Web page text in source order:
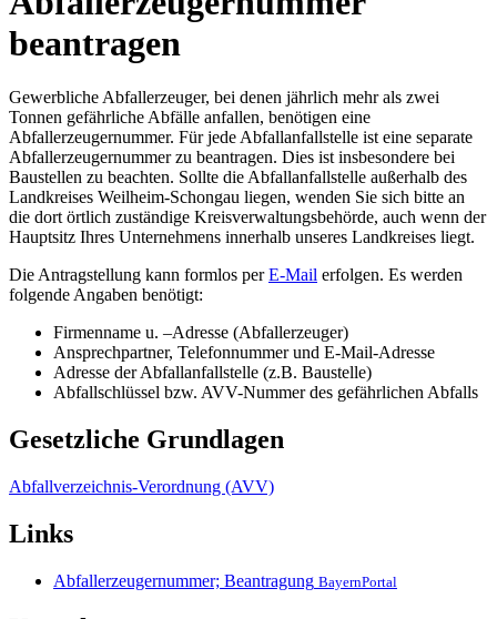
beantragen
Gewerbliche Abfallerzeuger, bei denen jährlich mehr als zwei
Tonnen gefährliche Abfälle anfallen, benötigen eine
Abfallerzeugernummer. Für jede Abfallanfallstelle ist eine separate
Abfallerzeugernummer zu beantragen. Dies ist insbesondere bei
Baustellen zu beachten. Sollte die Abfallanfallstelle außerhalb des
Landkreises Weilheim-Schongau liegen, wenden Sie sich bitte an
die dort örtlich zuständige Kreisverwaltungsbehörde, auch wenn der
Hauptsitz Ihres Unternehmens innerhalb unseres Landkreises liegt.
Die Antragstellung kann formlos perE-Mail erfolgen. Es werden
folgende Angaben benötigt:
Firmenname u. –Adresse (Abfallerzeuger)
Ansprechpartner, Telefonnummer und E-Mail-Adresse
Adresse der Abfallanfallstelle (z.B. Baustelle)
Abfallschlüssel bzw. AVV-Nummer des gefährlichen Abfalls
Gesetzliche Grundlagen
Abfallverzeichnis-Verordnung (AVV)
Links
Abfallerzeugernummer; Beantragung BayernPortal